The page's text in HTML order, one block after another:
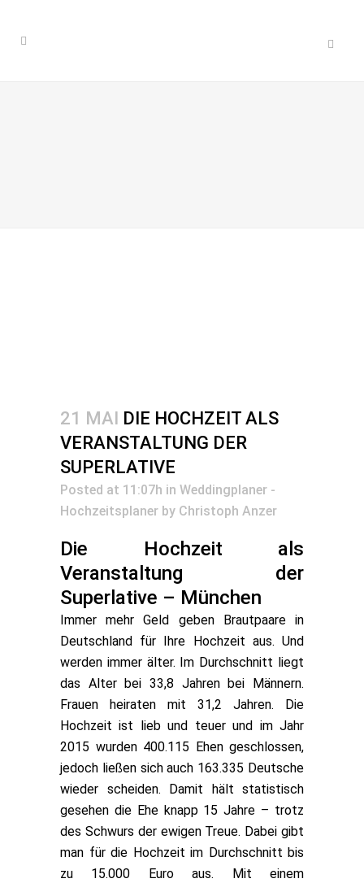
21 MAI DIE HOCHZEIT ALS
VERANSTALTUNG DER
SUPERLATIVE
Posted at 11:07h in Weddingplaner -
Hochzeitsplaner by Christoph Anzer
Die Hochzeit als
Veranstaltung der
Superlative – München
Immer mehr Geld geben Brautpaare in
Deutschland für Ihre Hochzeit aus. Und
werden immer älter. Im Durchschnitt liegt
das Alter bei 33,8 Jahren bei Männern.
Frauen heiraten mit 31,2 Jahren. Die
Hochzeit ist lieb und teuer und im Jahr
2015 wurden 400.115 Ehen geschlossen,
jedoch ließen sich auch 163.335 Deutsche
wieder scheiden. Damit hält statistisch
gesehen die Ehe knapp 15 Jahre – trotz
des Schwurs der ewigen Treue. Dabei gibt
man für die Hochzeit im Durchschnitt bis
zu 15.000 Euro aus. Mit einem